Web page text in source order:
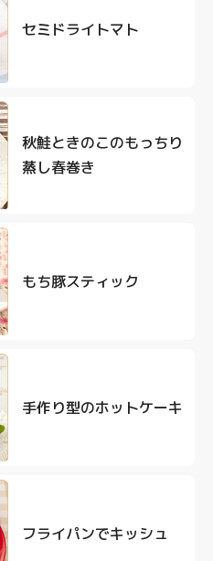
セミドライトマト
秋鮭ときのこのもっちり
蒸し春巻き
もち豚スティック
手作り型のホットケーキ
フライパンでキッシュ